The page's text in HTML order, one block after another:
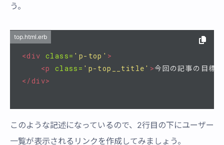
う。
top.html.erb
<div class= 'p-top' >
<p
class= 'p-top__title' >今回の記事の目標：
</div>
このような記述になっているので、2行目の下にユーザー
一覧が表示されるリンクを作成してみましょう。